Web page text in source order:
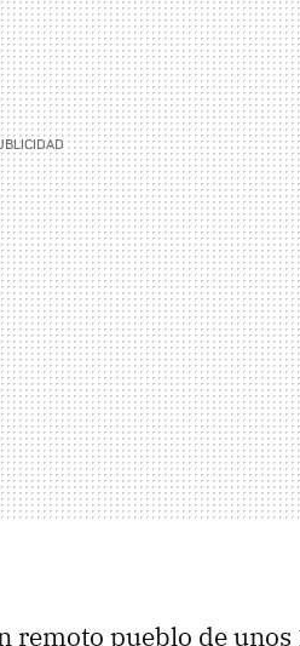
remoto pueblo de